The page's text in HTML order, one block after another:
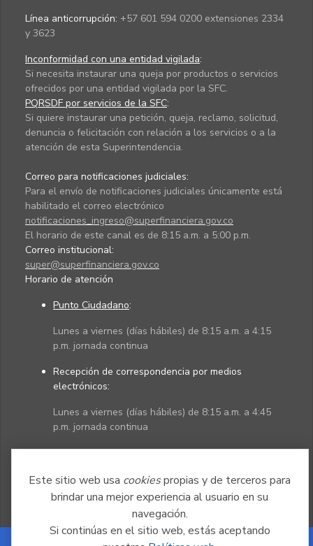
Este sitio web usa cookiespropias y de terceros para
brindar una mejor experiencia al usuario en su
navegación.
Si continúas en el sitio web, estás aceptando
Línea anticorrupción: +57 601 594 0200 extensiones 2334
y 3623
Inconformidad con una entidad vigilada:
Si necesita instaurar una queja por productos o servicios
ofrecidos por una entidad vigilada por la SFC.
PQRSDF por servicios de la SFC:
Si quiere instaurar una petición, queja, reclamo, solicitud,
denuncia o felicitación con relación a los servicios o a la
atención de esta Superintendencia.
Correo para notificaciones judiciales:
Para el envío de notificaciones judiciales únicamente está
habilitado el correo electrónico
notificaciones_ingreso@superfinanciera.gov.co
El horario de este canal es de 8:15 a.m. a 5:00 p.m.
Correo institucional:
super@superfinanciera.gov.co
Horario de atención
Punto Ciudadano:
Lunes a viernes (días hábiles) de 8:15 a.m. a 4:15
p.m. jornada continua
Recepción de correspondencia por medios
electrónicos:
Lunes a viernes (días hábiles) de 8:15 a.m. a 4:45
p.m. jornada continua